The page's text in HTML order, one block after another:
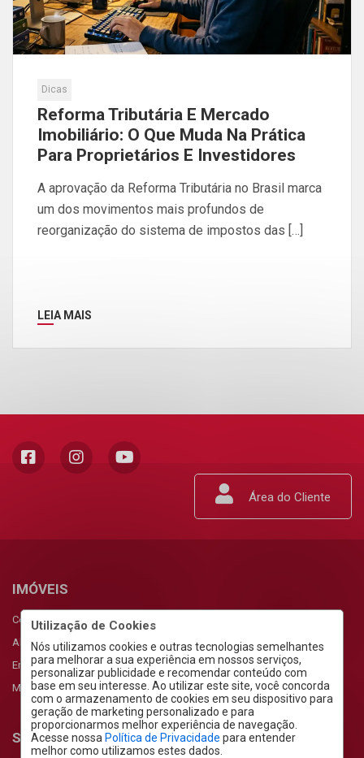
Utilização de Cookies
Nós utilizamos cookies e outras tecnologias semelhantes
para melhorar a sua experiência em nossos serviços,
personalizar publicidade e recomendar conteúdo com
base em seu interesse. Ao utilizar este site, você concorda
com o armazenamento de cookies em seu dispositivo para
geração de marketing personalizado e para
proporcionarmos melhor experiência de navegação.
Acesse nossa Política de Privacidade para entender
melhor como utilizamos estes dados.
Dicas
Reforma Tributária E Mercado
Imobiliário: O Que Muda Na Prática
Para Proprietários E Investidores
A aprovação da Reforma Tributária no Brasil marca
um dos movimentos mais profundos de
reorganização do sistema de impostos das […]
LEIA MAIS
Área do Cliente
IMÓVEIS
Comprar
Alugar
Empreendimentos
Meus Favoritos
SERVIÇOS